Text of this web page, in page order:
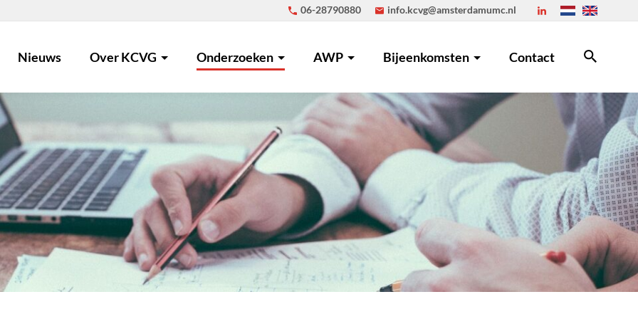
06-28790880 info.kcvg@amsterdamumc.nl
Nieuws Over KCVG Onderzoeken AWP Bijeenkomsten Contact